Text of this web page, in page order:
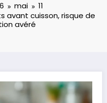
mai
11
avant cuisson, risque de
avéré